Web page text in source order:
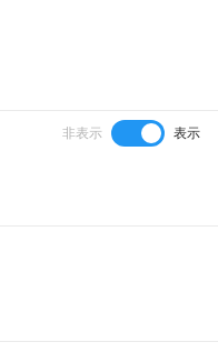
非表示 表示